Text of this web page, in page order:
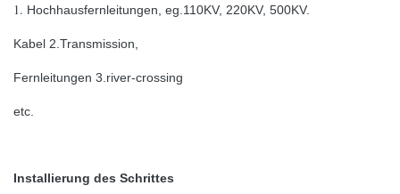
1. Hochhausfernleitungen, eg.110KV, 220KV, 500KV.
Kabel 2.Transmission,
Fernleitungen 3.river-crossing
etc.
Installierung des Schrittes